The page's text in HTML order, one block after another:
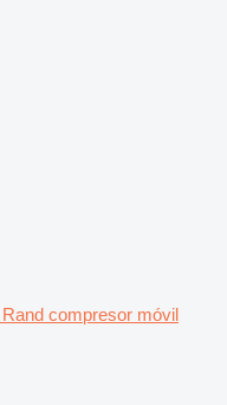
compresor móvil